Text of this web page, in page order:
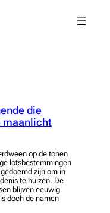
die
maanlicht
op de tonen
lotsbestemmingen
zijn om in
te huizen. De
blijven eeuwig
doch de namen